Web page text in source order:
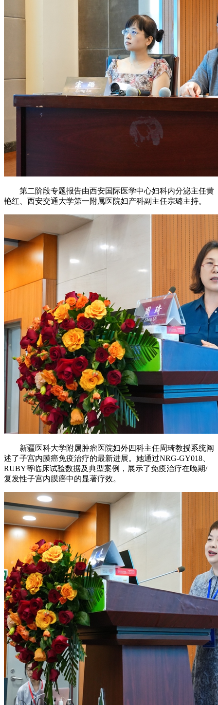
第二阶段专题报告由西安国际医学中心妇科内分泌主任黄
艳红、西安交通大学第一附属医院妇产科副主任宗璐主持。
新疆医科大学附属肿瘤医院妇外四科主任周琦教授系统阐
述了子宫内膜癌免疫治疗的最新进展。她通过NRG-GY018、
RUBY等临床试验数据及典型案例，展示了免疫治疗在晚期/
复发性子宫内膜癌中的显著疗效。